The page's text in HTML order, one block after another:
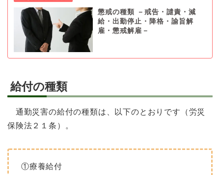
懲戒の種類 －戒告・譴責・減
給・出勤停止・降格・諭旨解
雇・懲戒解雇－
給付の種類
通勤災害の給付の種類は、以下のとおりです（労災
保険法２１条）。
①療養給付